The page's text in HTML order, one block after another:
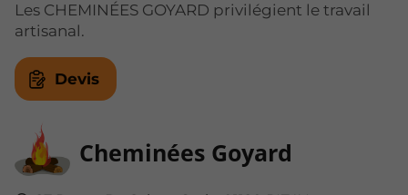
Cheminées Goyard
Les CHEMINÉES GOYARD privilégient le travail
artisanal.
Devis